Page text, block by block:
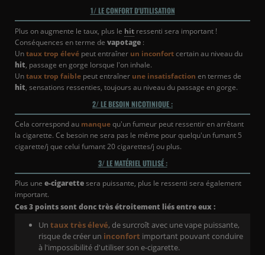
1/ LE CONFORT D'UTILISATION
Plus on augmente le taux, plus le hit ressenti sera important !
Conséquences en terme de vapotage :
Untaux trop élevé peut entraîner un inconfortcertain au niveau du
hit, passage en gorge lorsque l'on inhale.
Untaux trop faible peut entraîner une insatisfaction en termes de
hit, sensations ressenties, toujours au niveau du passage en gorge.
2/ LE BESOIN NICOTINIQUE :
Cela correspond au manquequ'un fumeur peut ressentir en arrêtant
la cigarette. Ce besoin ne sera pas le même pour quelqu'un fumant 5
cigarette/j que celui fumant 20 cigarettes/j ou plus.
3/ LE MATÉRIEL UTILISÉ :
Plus une e-cigarettesera puissante, plus le ressenti sera également
important.
Ces 3 points sont donc très étroitement liés entre eux :
Un taux très élevé, de surcroît avec une vape puissante,
risque de créer un inconfort important pouvant conduire
à l'impossibilité d'utiliser son e-cigarette.